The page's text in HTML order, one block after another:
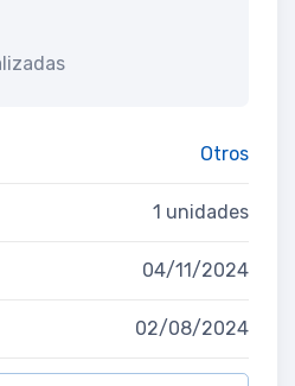
Otros
1 unidades
04/11/2024
02/08/2024